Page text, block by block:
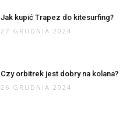
Jak kupić Trapez do kitesurfing?
27 GRUDNIA 2024
Czy orbitrek jest dobry na kolana?
26 GRUDNIA 2024